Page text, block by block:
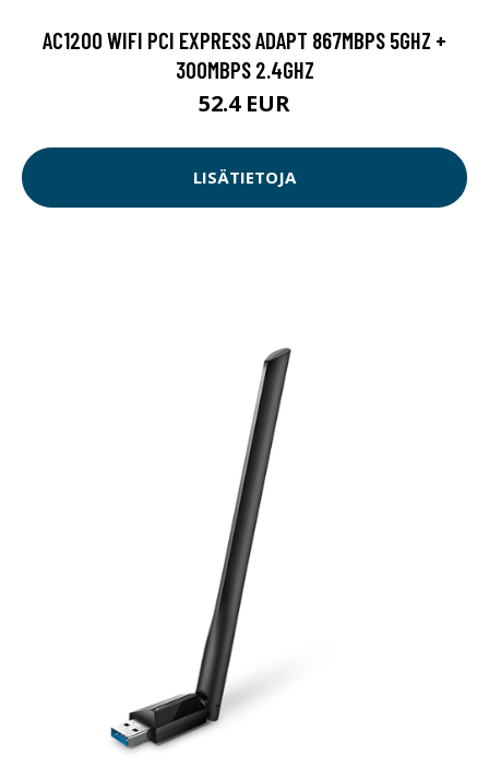
AC1200 WIFI PCI EXPRESS ADAPT 867MBPS 5GHZ +
300MBPS 2.4GHZ
52.4 EUR
LISÄTIETOJA